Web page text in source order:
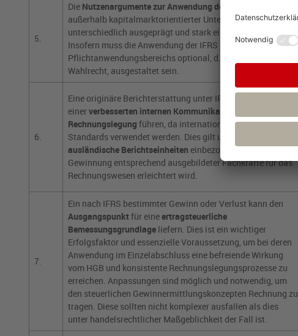
5.
Die Nutzenargumente zur Anwendung der IFRS
außerhalb kapitalmarktorientierter Unternehmen sehr
unterschiedlich ausgeprägt und stark einzelfallbezogen.
Insofern muss die Anwendung der IFRS außerhalb des
Pflichtanwendungsbereichs optional, d.h. als bedingtes
Wahlrecht, ausgestaltet sein.
6.
Eine originäre Berichterstattung unter IFRS kann auch zu
einerverbesserten internen Kommunikation zur
Rechnungslegung führen, da international bekannte
Standards verwendet werden. Dies gilt umso mehr,
ausländische Berichtseinheiten einbezogen werden oder die
Gewinnung entsprechend ausgebildeter Fachkräfte für das
Rechnungswesen erleichtert wird.
7.
Ein nach IFRS bestimmter Gewinn oder Verlust kann den
Ausgangspunktfür eineertragsteuerliche
Bemessungsgrundlage liefern. Dies ist ein wichtiger
Erfolgsfaktor und essenzielle Voraussetzung, um bei deren
Anwendung im Einzelabschluss eine befreiende Wirkung
vom HGB und konsistente Rechnungslegungsprozesse zu
erreichen. Anpassungen sind möglich und notwendig, um
den steuerlichen Gewinnermittlungskonzepten Rechnung zu
tragen. Diese sollten nicht komplexer ausfallen als dies
unter handelsrechtlicher Maßgeblichkeit der Fall ist.